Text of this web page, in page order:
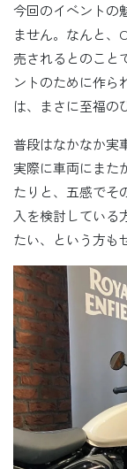
今回のイベントの
ません。なんと、
売されるとのこと
ントのために作ら
は、まさに至福の
普段はなかなか実
実際に車両にまた
たりと、五感でそ
入を検討している
たい、という方も